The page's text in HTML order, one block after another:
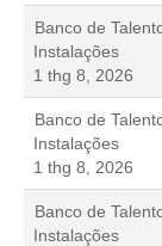
Banco de
Instalações
1 thg 8, 2026
Banco de
Instalações
1 thg 8, 2026
Banco de
Instalações